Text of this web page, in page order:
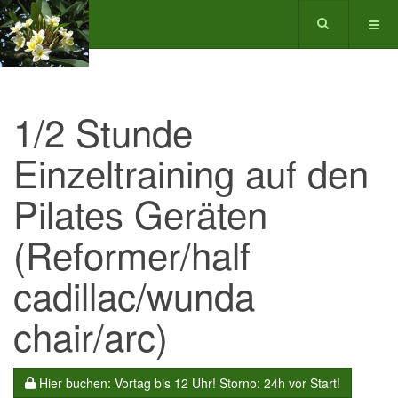
1/2 Stunde
Einzeltraining auf den
Pilates Geräten
(Reformer/half
cadillac/wunda
chair/arc)
Hier buchen: Vortag bis 12 Uhr! Storno: 24h vor Start!